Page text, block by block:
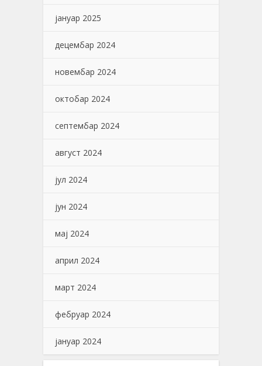
јануар 2025
децембар 2024
новембар 2024
октобар 2024
септембар 2024
август 2024
јул 2024
јун 2024
мај 2024
април 2024
март 2024
фебруар 2024
јануар 2024